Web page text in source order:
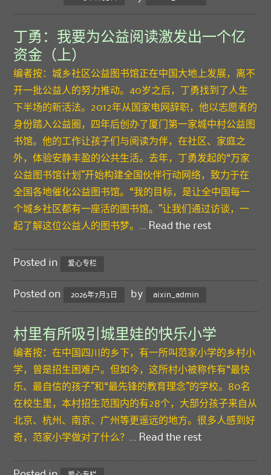
丁勇：我要为公益阅读激发出一个亿
资金（上）
编者按：城乡社区公益图书馆正在中国大地上发展，离不
开一批公益人的努力推动。40岁之后，丁勇找到了人生
下半场的新活法。2012年从国家电网辞职，他以志愿者的
身份踏入公益圈，四年后创办了厦门第一家城中村公益图
书馆。他的工作让孩子们与阅读为伴，在社区、家庭之
外，体验安静丰盈的公共生活。去年，丁勇发起的“万家
公益图书馆计划”开始构建全国伙伴行动网络，致力于在
全国各地催化公益图书馆。“我的目标，是让全中国每一
个城乡社区都有一座活的图书馆。”让我们通过访谈，一
起了解这位公益人的图书梦。
Read the rest
Posted in 爱心专栏
Posted on 2026年7月3日 by aixin_admin
村里有所吸引城里娃的快乐小学
编者按：在中国四川的乡下，有一所叫范家小学的乡村小
学，曾是招生困难户。但如今，这所村小被称作有“最快
乐、最自信的孩子”和“最先锋的教育理念”的学校。80名
在校生里，本村招生范围内的有28个，大部分孩子来自从
北京、杭州、南京、广州等更遥远的地方。很多人感到好
奇，范家小学做对了什么？
Read the rest